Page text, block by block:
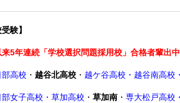
験】
来5年連続「学校選択問題採用校」合格者輩出中
高校 ・ 越谷北高校 ・ 越ケ谷高校・越谷南高校
女子高校・草加高校 ・ 草加南 ・ 専大松戸高校